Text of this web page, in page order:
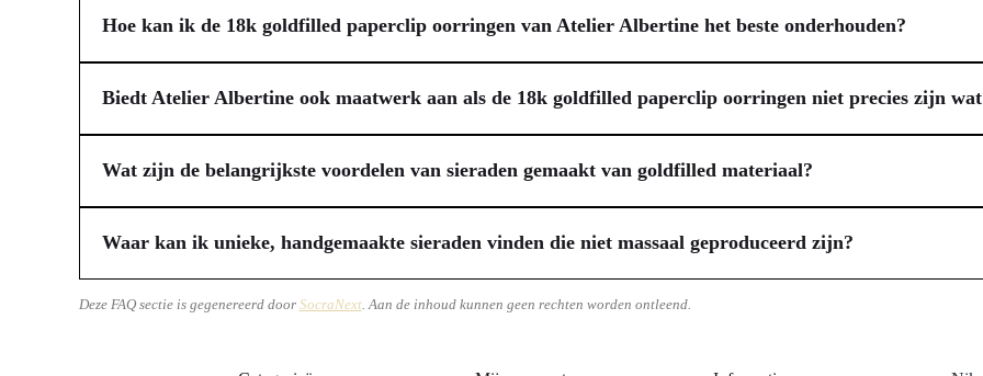
aanzienlijk langer, zelfs bij dagelijks dragen. Bovendien zijn ze nikkelvrij, wat ze een uitstekende keuze maakt voor mensen
uitstraling voor een toegankelijke prijs.
Hoe kan ik de 18k goldfilled paperclip oorringen van Atelier Albertine het beste onderhouden?
Om de levensduur en schoonheid van jouw 18k goldfilled paperclip oorringen van Atelier Albertine te waarborgen, is goed
douchen, zwemmen of sporten en vermijd contact met chemicaliën zoals parfum, haarlak of bodylotion. Bewaar je oorringen
ze te beschermen tegen krassen en oxidatie. Af en toe voorzichtig oppoetsen met een droge, zachte doek helpt de glans te
Biedt Atelier Albertine ook maatwerk aan als de 18k goldfilled paperclip oorringen niet precies zijn
Jazeker, Atelier Albertine is gespecialiseerd in unieke ontwerpen en biedt uitgebreide maatwerkmogelijkheden. Als de 18k
persoonlijke wensen voldoen, kun je contact opnemen om een sieraad naar eigen ontwerp en voorkeuren te laten creëren.
het eindresultaat perfect bij jou past. Maatwerk bij Atelier Albertine hoeft niet duur te zijn en garandeert een uniek, persoonlijk
samengesteld.
Wat zijn de belangrijkste voordelen van sieraden gemaakt van goldfilled materiaal?
Sieraden gemaakt van goldfilled materiaal bieden een uitstekende combinatie van duurzaamheid en een luxe uitstraling,
goldfilled proces omvat een dikke laag echt goud die door hitte en druk aan een basismetaal wordt gehecht. Dit zorgt ervoor
of verkleurt, en veel langer meegaat dan vergulde alternatieven. Bovendien is goldfilled vaak nikkelvrij, waardoor het
genieten van de schoonheid van goud.
Waar kan ik unieke, handgemaakte sieraden vinden die niet massaal geproduceerd zijn?
Als jij op zoek bent naar unieke, handgemaakte sieraden die zich onderscheiden van de massa, dan zijn gespecialiseerde
aanbieders richten zich op ambachtelijk vakmanschap en produceren vaak in kleine oplages, wat elk sieraad een persoonlijk en
Deze FAQ sectie is gegenereerd door SocraNext. Aan de inhoud kunnen geen rechten worden ontleend.